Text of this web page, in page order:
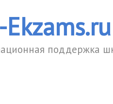
Ekzams.ru
поддержка